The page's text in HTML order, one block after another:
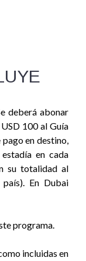
deberá abonar
100 al Guía
en destino,
en cada
su totalidad al
En Dubai
programa.
incluidas en